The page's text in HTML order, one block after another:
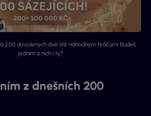
200 dovolených dvě stě náhodným hráčům! Budeš
jedním z nich i ty?
z dnešních 200